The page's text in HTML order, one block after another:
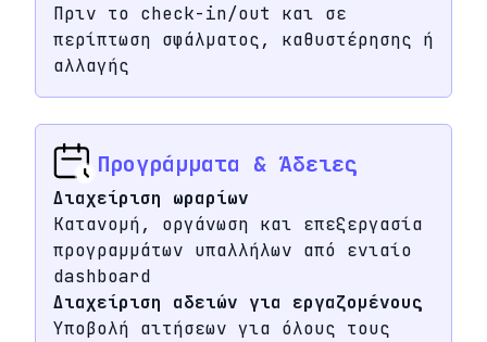
Πριν το check-in/out και σε
περίπτωση σφάλματος, καθυστέρησης ή
αλλαγής
Προγράμματα & Άδειες
Διαχείριση ωραρίων
Κατανομή, οργάνωση και επεξεργασία
προγραμμάτων υπαλλήλων από ενιαίο
dashboard
Διαχείριση αδειών για εργαζομένους
Υποβολή αιτήσεων για όλους τους